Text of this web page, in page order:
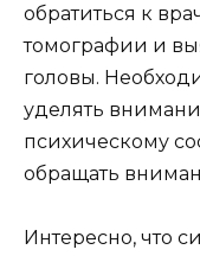
обратиться к
томографии и
головы.
уделять
психическому
обращать
Интересно, что